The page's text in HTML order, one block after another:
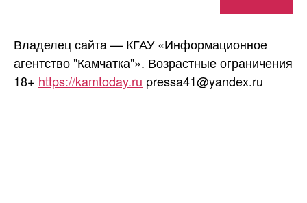
Владелец сайта — КГАУ «Информационное
агентство "Камчатка"». Возрастные ограничения
18+ https://kamtoday.ru pressa41@yandex.ru